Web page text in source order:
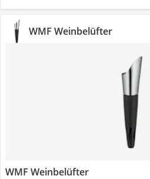
WMF Weinbelüfter
WMF Weinbelüfter